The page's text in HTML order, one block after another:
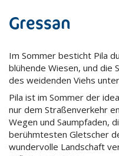
Gressan
Im Sommer besticht Pila
blühende Wiesen, und die
des weidenden Viehs
Pila ist im Sommer der
nur dem Straßenverkehr
Wegen und Saumpfaden,
berühmtesten Gletscher
wundervolle Landschaft